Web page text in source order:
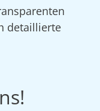
detaillierte